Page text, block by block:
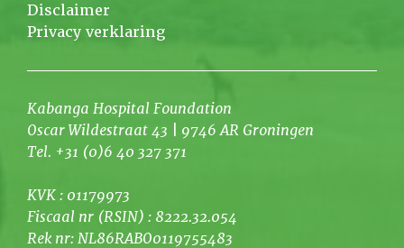
Disclaimer
Privacy verklaring
Kabanga Hospital Foundation
Oscar Wildestraat 43 | 9746 AR Groningen
Tel. +31 (0)6 40 327 371
KVK : 01179973
Fiscaal nr (RSIN) : 8222.32.054
Rek nr: NL86RABO0119755483